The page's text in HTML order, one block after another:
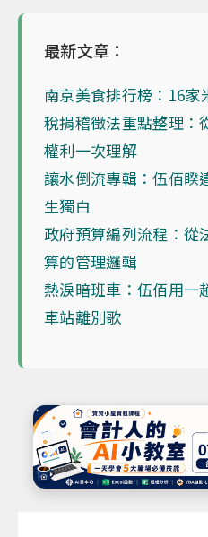
最新文章：
南京美食排行榜：16
稅捐稽徵法重點整理：
權利一次理解
讓水倒流專輯：伍佰睽
生獨白
政府預算編列流程：從
算的管理邏輯
熱淚暗班車：伍佰用一
車站離別歌